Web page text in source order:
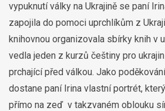
vypuknutí války na Ukrajině se paní
zapojila do pomoci uprchlíkům z
knihovnou organizovala sbírky knih v
vedla jeden z kurzů češtiny pro
prchající před válkou. Jako
dostane paní Irina vlastní portrét,
přímo na zeď v takzvaném oblouku